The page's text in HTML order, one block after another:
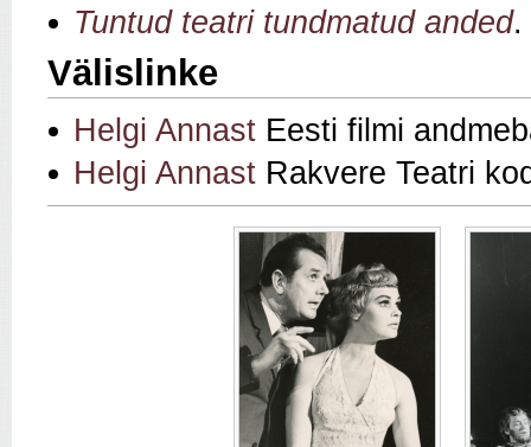
Tuntud teatri tundmatud anded.
Välislinke
Helgi Annast Eesti filmi
Helgi Annast Rakvere Teatri